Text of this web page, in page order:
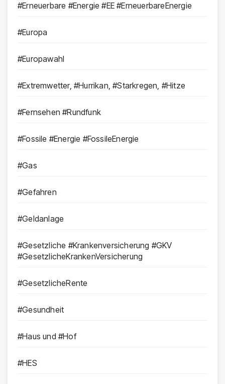
#Erneuerbare #Energie #EE #ErneuerbareEnergie
#Europa
#Europawahl
#Extremwetter, #Hurrikan, #Starkregen, #Hitze
#Fernsehen #Rundfunk
#Fossile #Energie #FossileEnergie
#Gas
#Gefahren
#Geldanlage
#Gesetzliche #Krankenversicherung #GKV
#GesetzlicheKrankenVersicherung
#GesetzlicheRente
#Gesundheit
#Haus und #Hof
#HES